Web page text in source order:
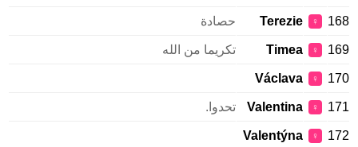
168
♀
Terezie حصادة
169
♀
Timea تكريما من الله
170
♀
Václava
171
♀
Valentina تحدوا.
172
♀
Valentýna